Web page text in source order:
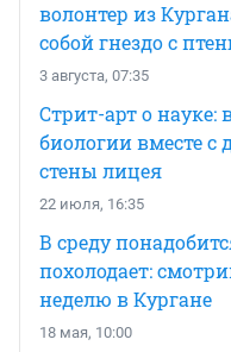
волонтер из
собой гнездо с
3 августа, 07:35
Стрит-арт о науке:
биологии вместе с
стены лицея
22 июля, 16:35
В среду
похолодает:
неделю в Кургане
18 мая, 10:00